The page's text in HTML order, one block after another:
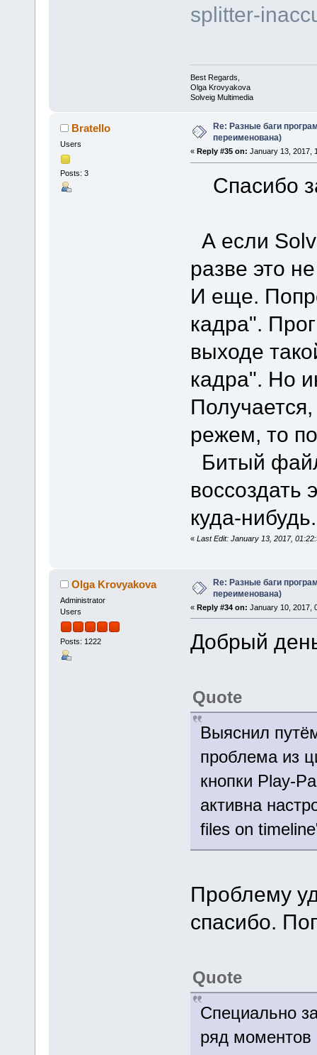
splitter-
Best Regards,
Olga Krovyakova
Solveig Multimedia
Bratello
Users
Posts: 3
Re: Разные баги
переименована)
« Reply #35 on: January 13, 2017,
Спасибо
А если
разве это
И еще.
кадра".
выходе
кадра". Но
режем, то
Битый
воссоздать
куда-нибудь.
« Last Edit: January 13, 2017,
Olga Krovyakova
Administrator
Users
Posts: 1222
Re: Разные баги
переименована)
« Reply #34 on: January 10, 2017,
Добрый
Quote
Выяснил
проблема из
кнопки Play-
активна
files on
Проблему
спасибо.
Quote
Специально
ряд моментов